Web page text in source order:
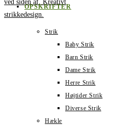
OPSKRIFTER
Strik
Baby Strik
Barn Strik
Dame Strik
Herre Strik
Højtider Strik
Diverse Strik
Hækle